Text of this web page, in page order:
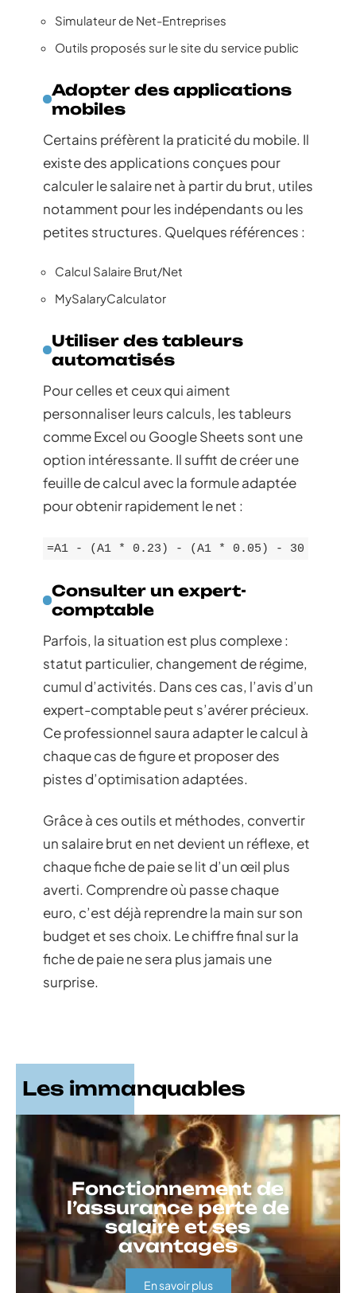
Simulateur de Net-Entreprises
Outils proposés sur le site du service public
Adopter des applications
mobiles
Certains préfèrent la praticité du mobile. Il
existe des applications conçues pour
calculer le salaire net à partir du brut, utiles
notamment pour les indépendants ou les
petites structures. Quelques références :
Calcul Salaire Brut/Net
MySalaryCalculator
Utiliser des tableurs
automatisés
Pour celles et ceux qui aiment
personnaliser leurs calculs, les tableurs
comme Excel ou Google Sheets sont une
option intéressante. Il suffit de créer une
feuille de calcul avec la formule adaptée
pour obtenir rapidement le net :
=A1 - (A1 * 0.23) - (A1 * 0.05) - 30
Consulter un expert-
comptable
Parfois, la situation est plus complexe :
statut particulier, changement de régime,
cumul d’activités. Dans ces cas, l’avis d’un
expert-comptable peut s’avérer précieux.
Ce professionnel saura adapter le calcul à
chaque cas de figure et proposer des
pistes d’optimisation adaptées.
Grâce à ces outils et méthodes, convertir
un salaire brut en net devient un réflexe, et
chaque fiche de paie se lit d’un œil plus
averti. Comprendre où passe chaque
euro, c’est déjà reprendre la main sur son
budget et ses choix. Le chiffre final sur la
fiche de paie ne sera plus jamais une
surprise.
Les immanquables
Fonctionnement de
l’assurance perte de
salaire et ses
avantages
En savoir plus